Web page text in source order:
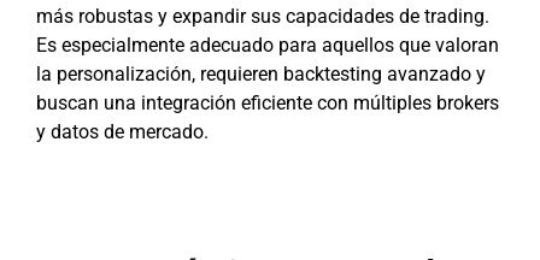
más robustas y expandir sus capacidades de trading.
Es especialmente adecuado para aquellos que valoran
la personalización, requieren backtesting avanzado y
buscan una integración eficiente con múltiples brokers
y datos de mercado.